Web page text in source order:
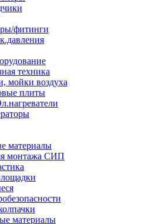
фитинги
техника
мойки воздуха
плиты
материалы
монтажа СИП
материалы